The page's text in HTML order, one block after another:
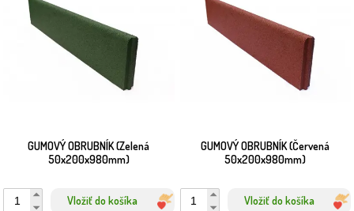
GUMOVÝ OBRUBNÍK (Zelená
50x200x980mm)
Vložiť do košíka
GUMOVÝ OBRUBNÍK (Červená
50x200x980mm)
Vložiť do košíka